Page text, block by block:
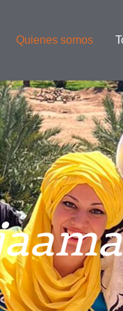
Quienes somos